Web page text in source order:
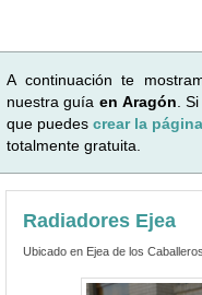
A continuación te
nuestra guía en Aragón .
que puedescrear la
totalmente gratuita.
Radiadores Ejea
Ubicado en Ejea de los Caballeros